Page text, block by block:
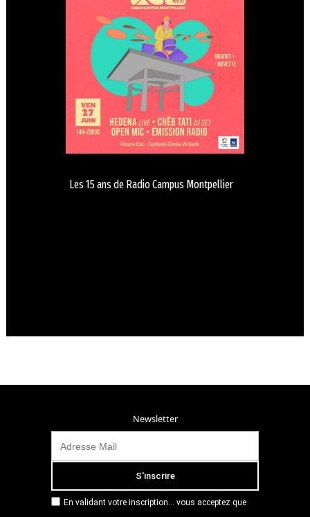
Les 15 ans de Radio Campus Montpellier
Newsletter
En validant votre inscription... vous acceptez que